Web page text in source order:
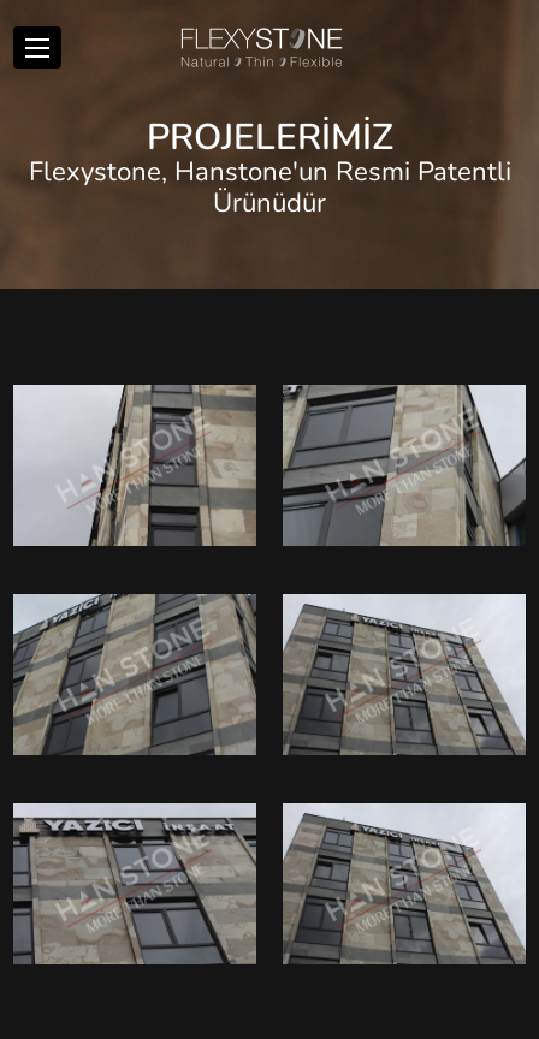
PROJELERİMİZ
Flexystone, Hanstone'un Resmi Patentli
Ürünüdür